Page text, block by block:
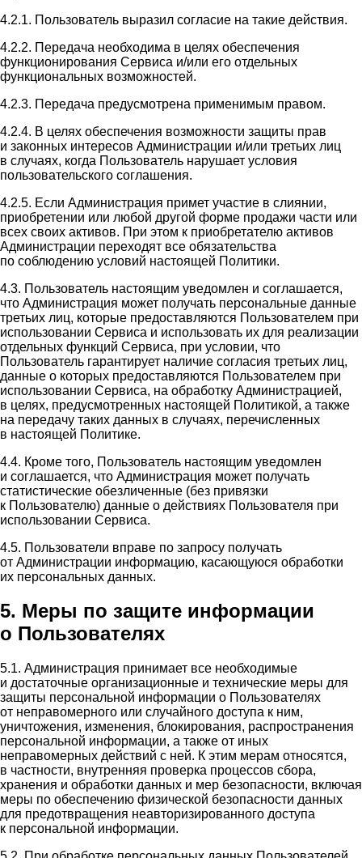
4.2.1. Пользователь выразил согласие на такие действия.
4.2.2. Передача необходима в целях обеспечения
функционирования Сервиса и/или его отдельных
функциональных возможностей.
4.2.3. Передача предусмотрена применимым правом.
4.2.4. В целях обеспечения возможности защиты прав
и законных интересов Администрации и/или третьих лиц
в случаях, когда Пользователь нарушает условия
пользовательского соглашения.
4.2.5. Если Администрация примет участие в слиянии,
приобретении или любой другой форме продажи части или
всех своих активов. При этом к приобретателю активов
Администрации переходят все обязательства
по соблюдению условий настоящей Политики.
4.3. Пользователь настоящим уведомлен и соглашается,
что Администрация может получать персональные данные
третьих лиц, которые предоставляются Пользователем при
использовании Сервиса и использовать их для реализации
отдельных функций Сервиса, при условии, что
Пользователь гарантирует наличие согласия третьих лиц,
данные о которых предоставляются Пользователем при
использовании Сервиса, на обработку Администрацией,
в целях, предусмотренных настоящей Политикой, а также
на передачу таких данных в случаях, перечисленных
в настоящей Политике.
4.4. Кроме того, Пользователь настоящим уведомлен
и соглашается, что Администрация может получать
статистические обезличенные (без привязки
к Пользователю) данные о действиях Пользователя при
использовании Сервиса.
4.5. Пользователи вправе по запросу получать
от Администрации информацию, касающуюся обработки
их персональных данных.
5. Меры по защите информации
о Пользователях
5.1. Администрация принимает все необходимые
и достаточные организационные и технические меры для
защиты персональной информации о Пользователях
от неправомерного или случайного доступа к ним,
уничтожения, изменения, блокирования, распространения
персональной информации, а также от иных
неправомерных действий с ней. К этим мерам относятся,
в частности, внутренняя проверка процессов сбора,
хранения и обработки данных и мер безопасности, включая
меры по обеспечению физической безопасности данных
для предотвращения неавторизированного доступа
к персональной информации.